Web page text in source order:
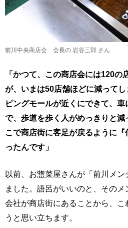
前川中央商店会 会長の 岩谷三郎 さん
「かつて、この商店会には120
が、いまは50店舗ほどに減って
ピングモールが近くにできて、
で、歩道を歩く人がめっきりと
こで商店街に客足が戻るように
ったんです」
以前、お惣菜屋さんが「前川メ
ました。語呂がいいのと、その
会社が商店街にあることから、こ
うと思い立ちます。